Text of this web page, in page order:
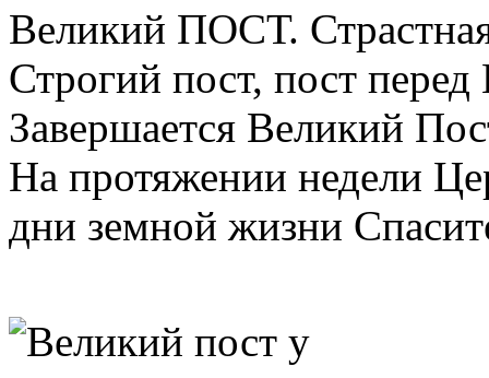
Великий ПОСТ.
Строгий пост, пост
Завершается Великий
На протяжении недели
дни земной жизни